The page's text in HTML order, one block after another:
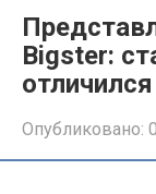
Bigster:
Опубликовано: